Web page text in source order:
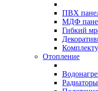
ПВХ
МДФ
Гибкий
Отопление